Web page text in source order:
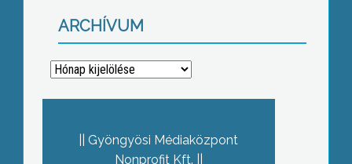
ARCHÍVUM
Archívum
Gyöngyösi Médiaközpont
Nonprofit Kft.